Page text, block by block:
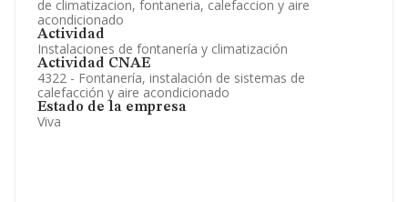
de climatizacion, fontaneria, calefaccion y aire
acondicionado
Actividad
Instalaciones de fontanería y climatización
Actividad CNAE
4322 - Fontanería, instalación de sistemas de
calefacción y aire acondicionado
Estado de la empresa
Viva